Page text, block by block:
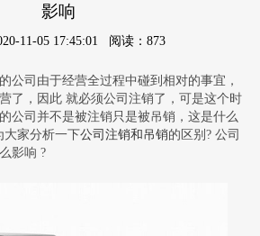
影响
11-05 17:45:01 阅读：873
公司由于经营全过程中碰到相对的事宜，
了，因此 就必须公司注销了，可是这个时
公司并不是被注销只是被吊销，这是什么
大家分析一下公司注销和吊销的区别? 公司
影响 ?